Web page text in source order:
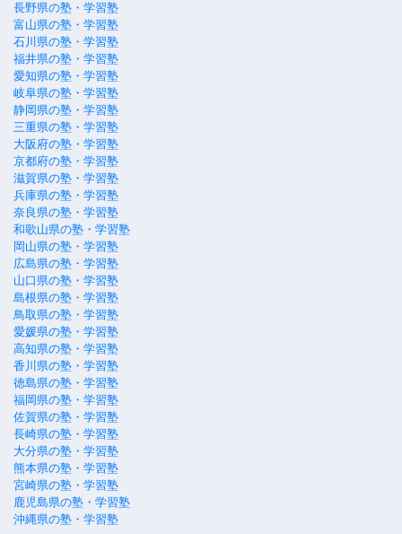
長野県の塾・学習塾
富山県の塾・学習塾
石川県の塾・学習塾
福井県の塾・学習塾
愛知県の塾・学習塾
岐阜県の塾・学習塾
静岡県の塾・学習塾
三重県の塾・学習塾
大阪府の塾・学習塾
京都府の塾・学習塾
滋賀県の塾・学習塾
兵庫県の塾・学習塾
奈良県の塾・学習塾
和歌山県の塾・学習塾
岡山県の塾・学習塾
広島県の塾・学習塾
山口県の塾・学習塾
島根県の塾・学習塾
鳥取県の塾・学習塾
愛媛県の塾・学習塾
高知県の塾・学習塾
香川県の塾・学習塾
徳島県の塾・学習塾
福岡県の塾・学習塾
佐賀県の塾・学習塾
長崎県の塾・学習塾
大分県の塾・学習塾
熊本県の塾・学習塾
宮崎県の塾・学習塾
鹿児島県の塾・学習塾
沖縄県の塾・学習塾